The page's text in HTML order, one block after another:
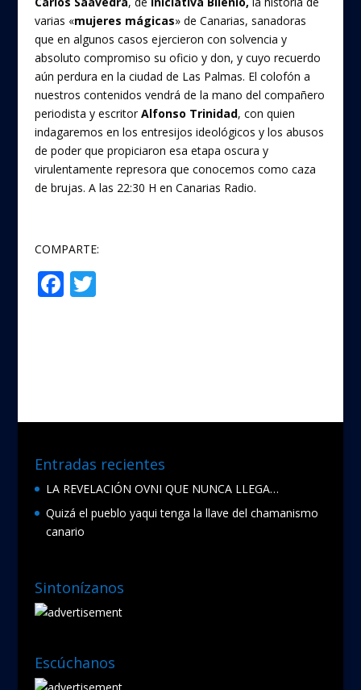
varias «mujeres mágicas» de Canarias, sanadoras
que en algunos casos ejercieron con solvencia y
absoluto compromiso su oficio y don, y cuyo recuerdo
aún perdura en la ciudad de Las Palmas. El colofón a
nuestros contenidos vendrá de la mano del compañero
periodista y escritorAlfonso Trinidad, con quien
indagaremos en los entresijos ideológicos y los abusos
de poder que propiciaron esa etapa oscura y
virulentamente represora que conocemos como caza
de brujas. A las 22:30 H en Canarias Radio.
COMPARTE:
F
ac
T
Entradas recientes
LA REVELACIÓN OVNI QUE NUNCA LLEGA…
Quizá el pueblo yaqui tenga la llave del chamanismo
canario
Sintonízanos
Escúchanos